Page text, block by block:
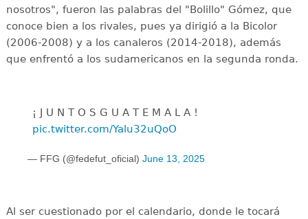
nosotros", fueron las palabras del "Bolillo" Gómez, que
conoce bien a los rivales, pues ya dirigió a la Bicolor
(2006-2008) y a los canaleros (2014-2018), además
que enfrentó a los sudamericanos en la segunda ronda.
¡ J U N T O S G U A T E M A L A !
pic.twitter.com/Yalu32uQoO
— FFG (@fedefut_oficial) June 13, 2025
Al ser cuestionado por el calendario, donde le tocará